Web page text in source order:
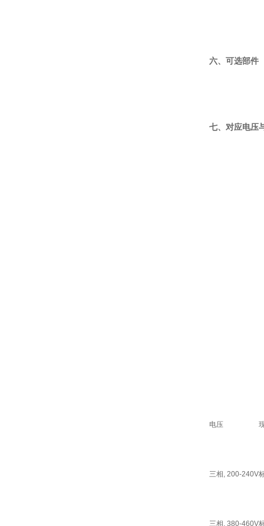
六、可选部件
七、对应电压
电压
三相, 200-240V
三相, 380-460V